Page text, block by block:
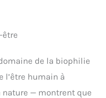
de la biophilie
l’être humain à
nature — montrent que